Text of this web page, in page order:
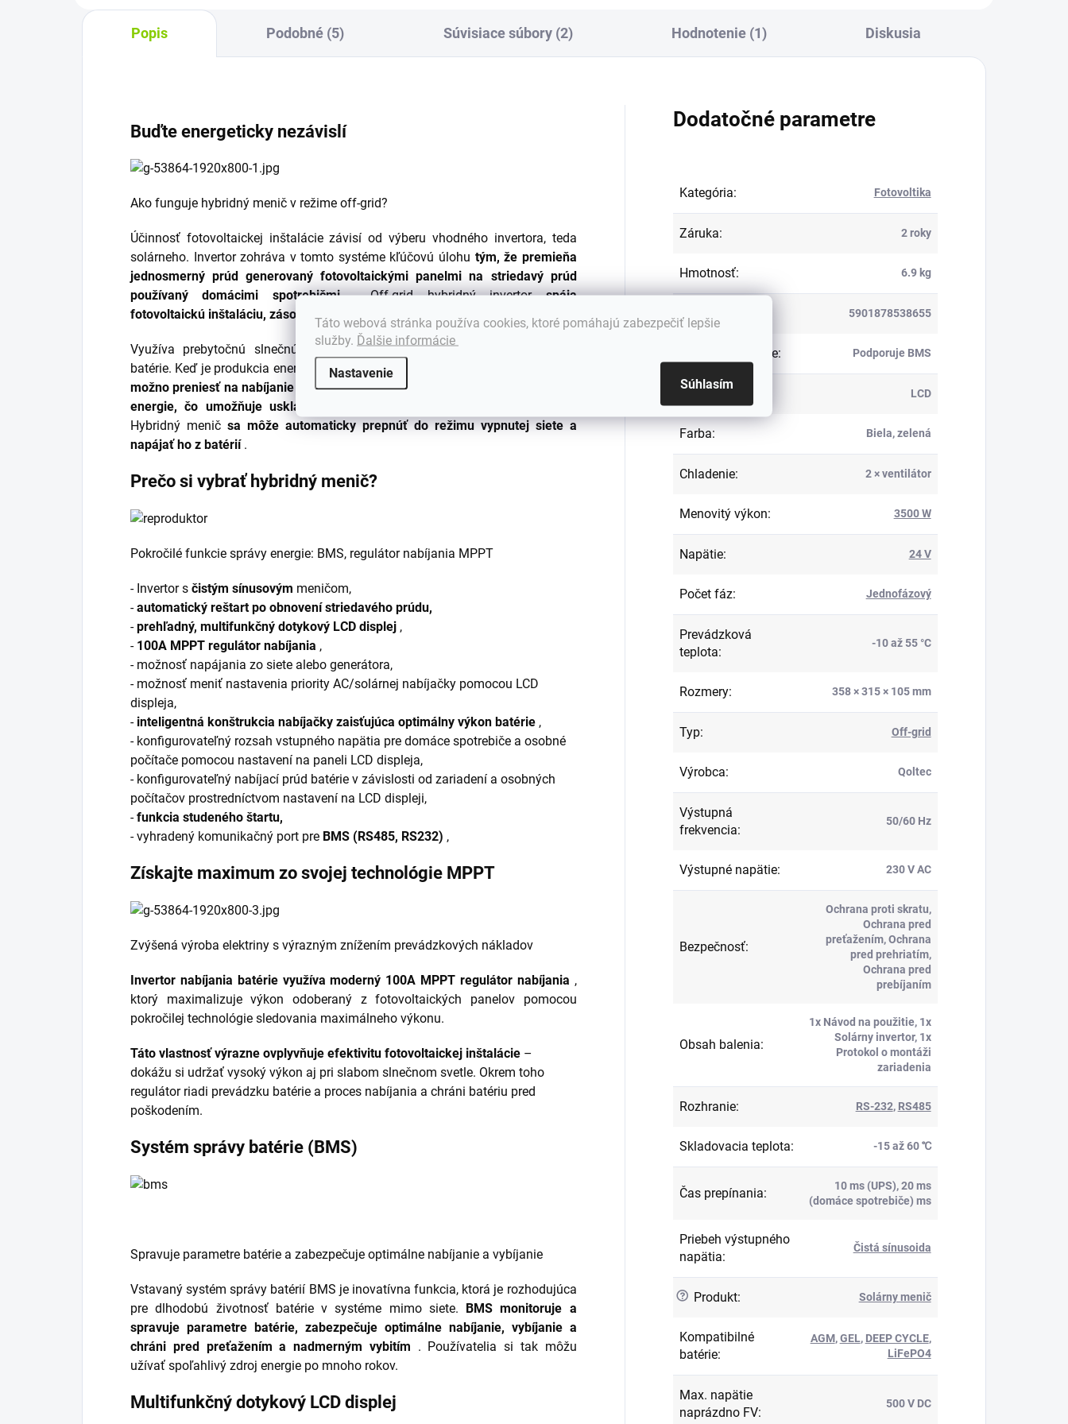
Táto webová stránka používa cookies, ktoré pomáhajú zabezpečiť lepšie
služby. Ďalšie informácie
Nastavenie
Súhlasím
Popis Podobné (5) Súvisiace súbory (2) Hodnotenie (1) Diskusia
Buďte energeticky nezávislí
Ako funguje hybridný menič v režime off-grid?
Účinnosť fotovoltaickej inštalácie závisí od výberu vhodného invertora, teda
solárneho. Invertor zohráva v tomto systéme kľúčovú úlohu tým, že premieňa
jednosmerný prúd generovaný fotovoltaickými panelmi na striedavý prúd
používaný domácimi spotrebičmi. Off-grid hybridný invertorspája
fotovoltaickú inštaláciu, zásobník energie a elektrickú sieť .
Využíva prebytočnú slnečnú energiu na napájanie prijímačov a nabíjanie
batérie. Keď je produkcia energie väčšia ako aktuálna potreba,
možno preniesť na nabíjanie LiFePO4, AGM, GEL batérií alebo na skladovanie
energie, čo umožňuje uskladnenie energie na neskoršie použitie, napr
Hybridný menič sa môže automaticky prepnúť do režimu vypnutej siete a
napájať ho z batérií.
Prečo si vybrať hybridný menič?
Pokročilé funkcie správy energie: BMS, regulátor nabíjania MPPT
- Invertor s čistým sínusovým meničom,
-automatický reštart po obnovení striedavého prúdu,
-prehľadný, multifunkčný dotykový LCD displej ,
- 100A MPPT regulátor nabíjania ,
- možnosť napájania zo siete alebo generátora,
- možnosť meniť nastavenia priority AC/solárnej nabíjačky pomocou LCD
displeja,
- inteligentná konštrukcia nabíjačky zaisťujúca optimálny výkon batérie ,
- konfigurovateľný rozsah vstupného napätia pre domáce spotrebiče a osobné
počítače pomocou nastavení na paneli LCD displeja,
- konfigurovateľný nabíjací prúd batérie v závislosti od zariadení a osobných
počítačov prostredníctvom nastavení na LCD displeji,
-funkcia studeného štartu,
- vyhradený komunikačný port pre BMS (RS485, RS232) ,
Získajte maximum zo svojej technológie MPPT
Zvýšená výroba elektriny s výrazným znížením prevádzkových nákladov
Invertor nabíjania batérie využíva moderný 100A MPPT regulátor nabíjania ,
ktorý maximalizuje výkon odoberaný z fotovoltaických panelov pomocou
pokročilej technológie sledovania maximálneho výkonu.
Táto vlastnosť výrazne ovplyvňuje efektivitu fotovoltaickej inštalácie –
dokážu si udržať vysoký výkon aj pri slabom slnečnom svetle. Okrem toho
regulátor riadi prevádzku batérie a proces nabíjania a chráni batériu pred
poškodením.
Systém správy batérie (BMS)
Spravuje parametre batérie a zabezpečuje optimálne nabíjanie a vybíjanie
Vstavaný systém správy batérií BMS je inovatívna funkcia, ktorá je rozhodujúca
pre dlhodobú životnosť batérie v systéme mimo siete. BMS monitoruje a
spravuje parametre batérie, zabezpečuje optimálne nabíjanie, vybíjanie a
chráni pred preťažením a nadmerným vybitím . Používatelia si tak môžu
užívať spoľahlivý zdroj energie po mnoho rokov.
Multifunkčný dotykový LCD displej
Dodatočné parametre
Kategória: Fotovoltika
Záruka: 2 roky
Hmotnosť: 6.9 kg
5901878538655
Ďalšie informácie: Podporuje BMS
Displej: LCD
Farba: Biela, zelená
Chladenie: 2 × ventilátor
Menovitý výkon: 3500 W
Napätie: 24 V
Počet fáz: Jednofázový
Prevádzková
teplota:
-10 až 55 °C
Rozmery: 358 × 315 × 105 mm
Typ: Off-grid
Výrobca: Qoltec
Výstupná
frekvencia:
50/60 Hz
Výstupné napätie: 230 V AC
Bezpečnosť:
Ochrana proti skratu,
Ochrana pred
preťažením, Ochrana
pred prehriatím,
Ochrana pred
prebíjaním
Obsah balenia:
1x Návod na použitie, 1x
Solárny invertor, 1x
Protokol o montáži
zariadenia
Rozhranie: RS-232, RS485
Skladovacia teplota: -15 až 60 ℃
Čas prepínania:
10 ms (UPS), 20 ms
(domáce spotrebiče) ms
Priebeh výstupného
napätia:
Čistá sínusoida
? Produkt: Solárny menič
Kompatibilné
batérie:
AGM,GEL, DEEP CYCLE,
LiFePO4
Max. napätie
naprázdno FV:
500 V DC